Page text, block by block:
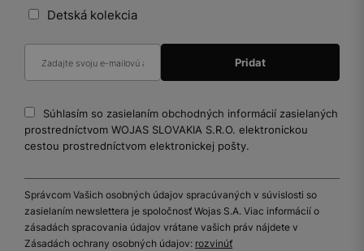
Detská kolekcia
Súhlasím so zasielaním obchodných informácií zasielaných
prostredníctvom WOJAS SLOVAKIA S.R.O. elektronickou
cestou prostredníctvom elektronickej pošty.
Správcom Vašich osobných údajov spracúvaných v súvislosti so
zasielaním newslettera je spoločnosť Wojas S.A. Viac informácií o
zásadách spracovania údajov vrátane vašich práv nájdete v
Zásadách ochrany osobných údajov: rozvinúť